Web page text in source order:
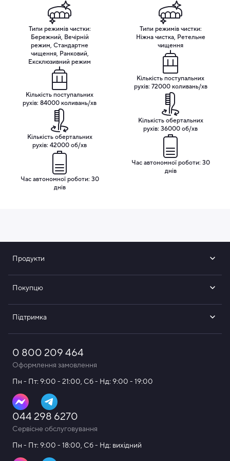
функціональний девайс, а справжній аксесуар, що
стане окрасою вашої ванної кімнати.
Комплектація
Зарядний пристрій/магнітна підставка
Посібник користувача
Типи режимів чистки:
Бережний, Вечірній
режим, Стандартне
чищення, Ранковий,
Ексклюзивний режим
Кількість поступальних
рухів: 84000 коливань/хв
Кількість обертальних
рухів: 42000 об/хв
Час автономної роботи: 30
днів
Типи режимів чистки:
Ніжна чистка, Ретельне
чищення
Кількість поступальних
рухів: 72000 коливань/хв
Кількість обертальних
рухів: 36000 об/хв
Час автономної роботи: 30
днів
Продукти
Покупцю
Підтримка
0 800 209 464
Оформлення замовлення
Пн - Пт: 9:00 - 21:00, Сб - Нд: 9:00 - 19:00
044 298 6270
Сервісне обслуговування
Пн - Пт: 9:00 - 18:00, Сб - Нд: вихідний